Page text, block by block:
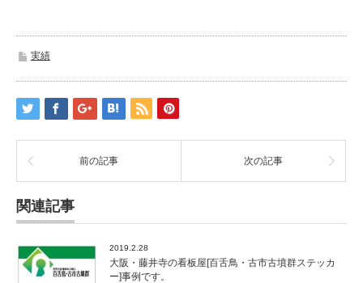
実績
前の記事 次の記事
関連記事
2019.2.28
大阪・藤井寺の看板屋[百舌鳥・古市古墳群ステッカ
ー]事例です。